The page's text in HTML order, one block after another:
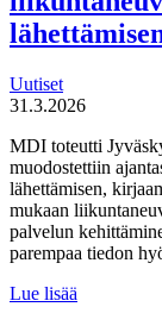
Uutiset
31.3.2026
MDI toteutti
muodostettiin
lähettämisen,
mukaan
palvelun
parempaa tiedon
Lue lisää